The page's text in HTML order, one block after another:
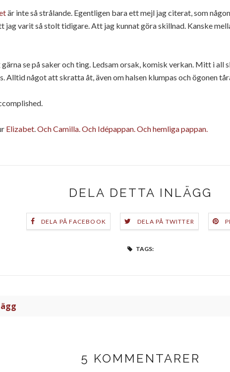
är inte så strålande. Egentligen bara ett mejl jag citerat, som
jag varit så stolt tidigare. Att jag kunnat göra skillnad. Kanske
gärna se på saker och ting. Ledsam orsak, komisk verkan. Mitt i
Alltid något att skratta åt, även om halsen klumpas och ögonen
Elizabet.Och Camilla.Och Idépappan.Och hemliga pappan.
DELA DETTA INLÄGG
DELA PÅ FACEBOOK DELA PÅ TWITTER
TAGS:
5 KOMMENTARER